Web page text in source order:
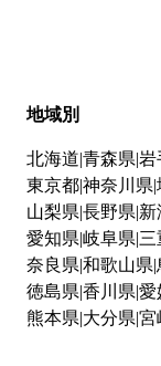
地域別
北海道 青森県 岩
東京都神奈川県
山梨県 長野県 新
愛知県 岐阜県 三
奈良県 和歌山県
徳島県 香川県 愛
熊本県 大分県 宮